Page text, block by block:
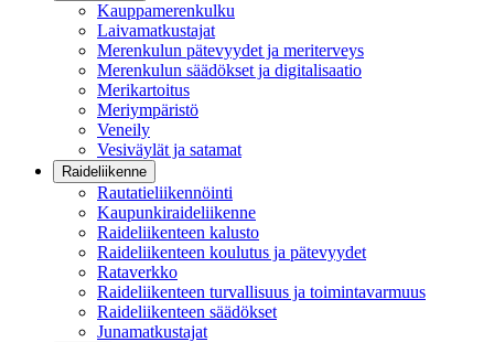
Kauppamerenkulku
Laivamatkustajat
Merenkulun pätevyydet ja meriterveys
Merenkulun säädökset ja digitalisaatio
Merikartoitus
Meriympäristö
Veneily
Vesiväylät ja satamat
Raideliikenne
Rautatieliikennöinti
Kaupunkiraideliikenne
Raideliikenteen kalusto
Raideliikenteen koulutus ja pätevyydet
Rataverkko
Raideliikenteen turvallisuus ja toimintavarmuus
Raideliikenteen säädökset
Junamatkustajat